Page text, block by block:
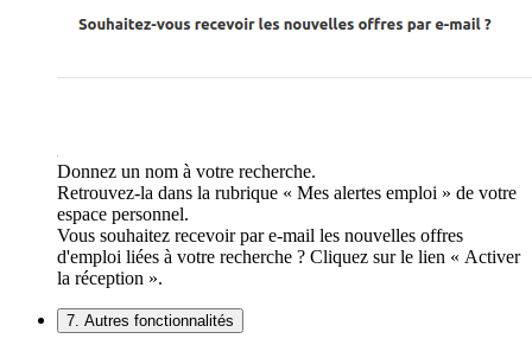
Donnez un nom à votre recherche.
Retrouvez-la dans la rubrique « Mes alertes emploi » de votre
espace personnel.
Vous souhaitez recevoir par e-mail les nouvelles offres
d'emploi liées à votre recherche ? Cliquez sur le lien « Activer
la réception ».
7. Autres fonctionnalités